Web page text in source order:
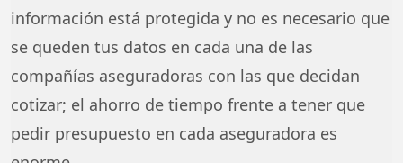
información está protegida y no es necesario que
se queden tus datos en cada una de las
compañías aseguradoras con las que decidan
cotizar; el ahorro de tiempo frente a tener que
pedir presupuesto en cada aseguradora es